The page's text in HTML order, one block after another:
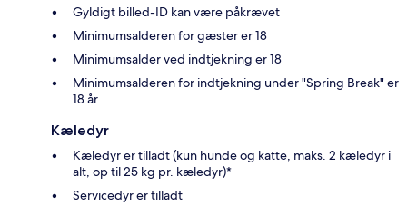
Gyldigt billed-ID kan være påkrævet
Minimumsalderen for gæster er 18
Minimumsalder ved indtjekning er 18
Minimumsalderen for indtjekning under "Spring Break" er
18 år
Kæledyr
Kæledyr er tilladt (kun hunde og katte, maks. 2 kæledyr i
alt, op til 25 kg pr. kæledyr)*
Servicedyr er tilladt